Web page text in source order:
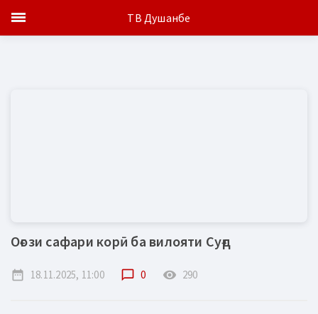
Оғози сафари корӣ ба вилояти Суғд
date_range 18.11.2025, 11:00 chat_bubble_outline 0 remove_red_eye 290
ТВ Душанбе